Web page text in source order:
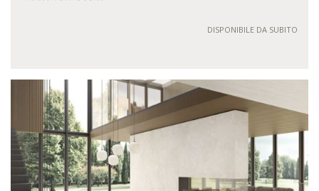
DISPONIBILE DA SUBITO